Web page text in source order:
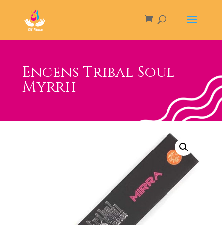
Encens Tribal Soul
Myrrh